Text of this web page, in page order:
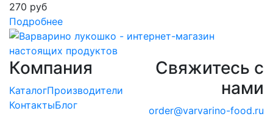
270 руб
Подробнее
Компания
КаталогПроизводители
КонтактыБлог
Свяжитесь с
нами
order@varvarino-food.ru